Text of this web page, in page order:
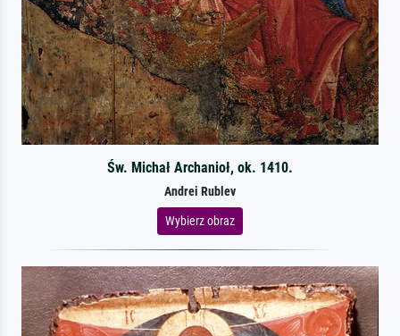
Św. Michał Archanioł, ok. 1410.
Andrei Rublev
Wybierz obraz